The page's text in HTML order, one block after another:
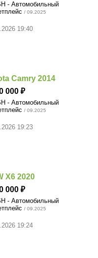
- Автомобильный
/ 09.2025
19:40
Camry 2014
000
- Автомобильный
/ 09.2025
19:23
X6 2020
000
- Автомобильный
/ 09.2025
19:24